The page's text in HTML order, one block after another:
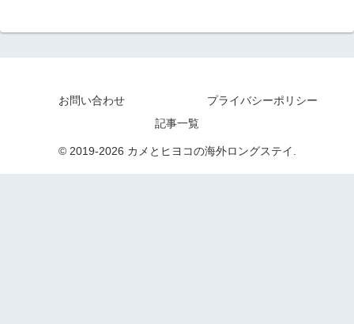
お問い合わせ
プライバシーポリシー
記事一覧
© 2019-2026 カメとヒヨコの海外ロングステイ.